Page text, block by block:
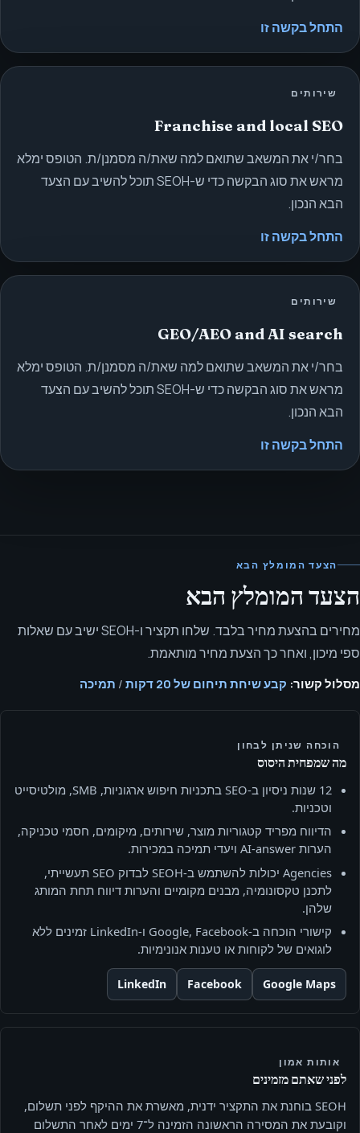
התחל בקשה זו
שירותים
Franchise and local SEO
בחר/י את המשאב שתואם למה שאת/ה מסמנן/ת. הטופס ימלא
מראש את סוג הבקשה כדי ש-SEOH תוכל להשיב עם הצעד
הבא הנכון.
התחל בקשה זו
שירותים
GEO/AEO and AI search
בחר/י את המשאב שתואם למה שאת/ה מסמנן/ת. הטופס ימלא
מראש את סוג הבקשה כדי ש-SEOH תוכל להשיב עם הצעד
הבא הנכון.
התחל בקשה זו
הצעד המומלץ הבא
הצעד המומלץ הבא
מחירים בהצעת מחיר בלבד. שלחו תקציר ו-SEOH ישיב עם שאלות
ספי מיכון, ואחר כך הצעת מחיר מותאמת.
מסלול קשור: קבע שיחת תיחום של 20 דקות / תמיכה
הוכחה שניתן לבחון
מה שמפחית היסוס
12 שנות ניסיון ב‑SEO בתכניות חיפוש ארגוניות, SMB, מולטיסייט
וטכניות.
הדיווח מפריד קטגוריות מוצר, שירותים, מיקומים, חסמי טכניקה,
הערות AI‑answer ויעדי תמיכה במכירות.
Agencies יכולות להשתמש ב‑SEOH לבדוק SEO תעשייתי,
לתכנן טקסונומיה, מבנים מקומיים והערות דיווח תחת המותג
שלהן.
קישורי הוכחה ב‑Google, Facebook ו‑LinkedIn זמינים ללא
לוגואים של לקוחות או טענות אנונימיות.
Google Maps
Facebook
LinkedIn
אותות אמון
לפני שאתם מזמינים
SEOH בוחנת את התקציר ידנית, מאשרת את ההיקף לפני תשלום,
וקובעת את המסירה הראשונה הזמינה ל־7 ימים לאחר התשלום